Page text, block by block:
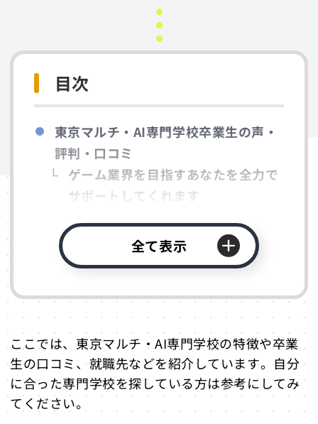
目次
東京マルチ・AI専門学校卒業生の声・
評判・口コミ
ゲーム業界を目指すあなたを全力で
サポートしてくれます
設備が充実しています
PHPやJavaの授業で実際にプログ
く勉強になります
東京マルチ・AI専門学校ってどんな学
校？
東京マルチ・AI専門学校の特徴
ゲームを仕事にしたいけど進路に迷っ
ている方へ
全て表示
ここでは、東京マルチ・AI専門学校の特徴や卒業
生の口コミ、就職先などを紹介しています。自分
に合った専門学校を探している方は参考にしてみ
てください。